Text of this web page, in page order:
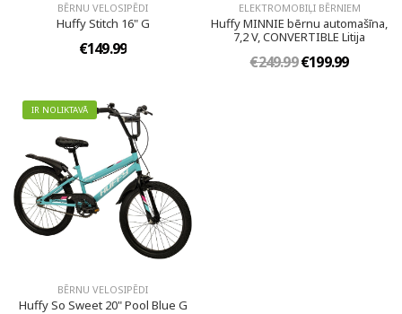
BĒRNU VELOSIPĒDI
Huffy Stitch 16" G
€149.99
ELEKTROMOBIĻI BĒRNIEM
Huffy MINNIE bērnu automašīna,
7,2 V, CONVERTIBLE Litija
€249.99€199.99
IR NOLIKTAVĀ
BĒRNU VELOSIPĒDI
Huffy So Sweet 20" Pool Blue G